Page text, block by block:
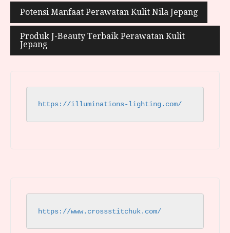
Post
navigation
Potensi Manfaat Perawatan Kulit Nila Jepang
Produk J-Beauty Terbaik Perawatan Kulit
Jepang
https://illuminations-lighting.com/
https://www.crossstitchuk.com/